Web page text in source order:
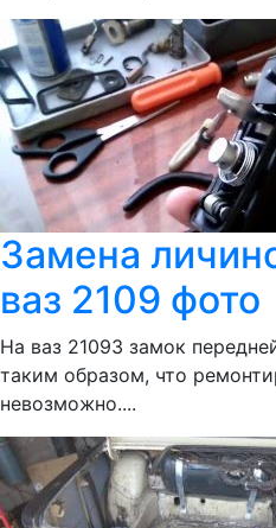
Замена
ваз 2109 фото
На ваз 21093 замок
таким образом, что
невозможно....